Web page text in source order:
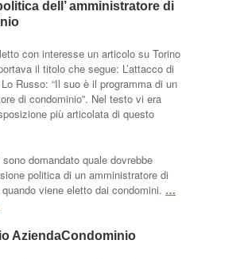
dell’ amministratore di
con interesse un articolo su Torino
il titolo che segue: L’attacco di
Russo: “Il suo è il programma di un
di condominio”. Nel testo vi era
più articolata di questo
domandato quale dovrebbe
politica di un amministratore di
viene eletto dai condomini. …
AziendaCondominio